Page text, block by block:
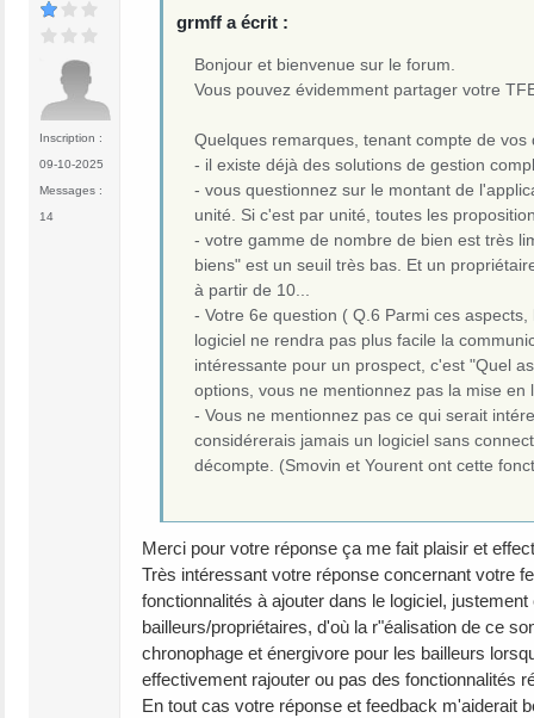
Inscription :
09-10-2025
Messages :
14
grmff a écrit :
Bonjour et bienvenue sur le forum.
Vous pouvez évidemment partager votre
Quelques remarques, tenant compte de vos
- il existe déjà des solutions de gestion
- vous questionnez sur le montant de
unité. Si c'est par unité, toutes les
- votre gamme de nombre de bien est très
biens" est un seuil très bas. Et un
à partir de 10...
- Votre 6e question ( Q.6 Parmi ces
logiciel ne rendra pas plus facile la
intéressante pour un prospect, c'est "Quel
options, vous ne mentionnez pas la mise en
- Vous ne mentionnez pas ce qui serait
considérerais jamais un logiciel sans
décompte. (Smovin et Yourent ont cette
Merci pour votre réponse ça me fait plaisir et
Très intéressant votre réponse concernant votre
fonctionnalités à ajouter dans le logiciel,
bailleurs/propriétaires, d'où la r"éalisation de ce
chronophage et énergivore pour les bailleurs
effectivement rajouter ou pas des fonctionnalités
En tout cas votre réponse et feedback m'aiderait